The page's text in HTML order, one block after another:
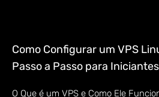
Como Configurar um VPS
Passo a Passo para Iniciantes
O Que é um VPS e Como Ele